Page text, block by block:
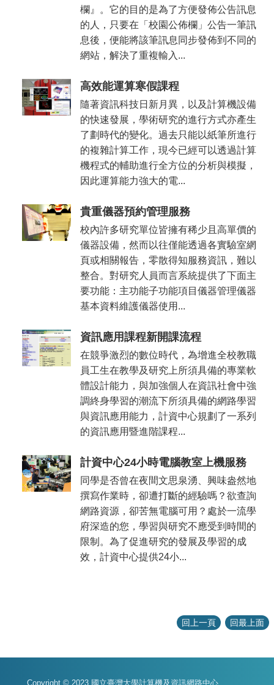
欄』。它的目的是為了方便發佈公告訊息
的人，只要在「校園公佈欄」公告一筆訊
息後，便能將該筆訊息同步發佈到不同的
網站，解決了重複輸入...
高效能運算寒假課程
隨著資訊科技日新月異，以及計算機設備
的快速發展，學術研究的進行方式亦產生
了劃時代的變化。過去只能以紙筆所進行
的複雜計算工作，現今已經可以透過計算
機程式的輔助進行全方位的分析與模擬，
因此運算能力強大的電...
貴重儀器預約管理服務
校內許多研究單位皆擁有稀少且高單價的
儀器設備，然而以往僅能透過各實驗室網
頁或相關報告，零散得知服務資訊，難以
整合。對研究人員而言系統提供了下面主
要功能：主功能子功能項目儀器管理儀器
基本資料維護儀器使用...
資訊應用課程新開課流程
在競爭激烈的數位時代，為增進全校教職
員工生在教學及研究上所須具備的專業軟
體設計能力，與加強個人在資訊社會中強
調終身學習的潮流下所須具備的網路學習
與資訊應用能力，計資中心規劃了一系列
的資訊應用暨進階課程...
計資中心24小時電腦教室上機服務
同學是否曾在夜間文思泉湧、興味盎然地
撰寫作業時，卻遭打斷的經驗嗎？欲查詢
網路資源，卻苦無電腦可用？處於一流學
府深造的您，學習與研究不應受到時間的
限制。為了促進研究的發展及學習的成
效，計資中心提供24小...
回上一頁 回最上面
Copyright © 2023 國立臺灣大學計算機及資訊網路中心